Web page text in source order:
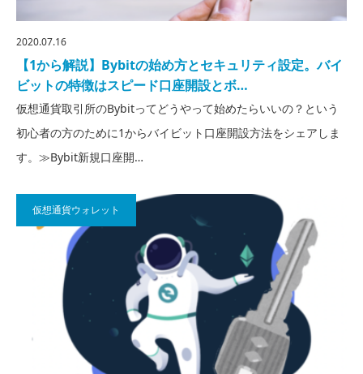
2020.07.16
【1から解説】Bybitの始め方とセキュリティ設定。バイ
ビットの特徴はスピード口座開設とボ…
仮想通貨取引所のBybitってどうやって始めたらいいの？という
初心者の方のために1からバイビット口座開設方法をシェアしま
す。≫Bybit新規口座開…
仮想通貨ウォレット